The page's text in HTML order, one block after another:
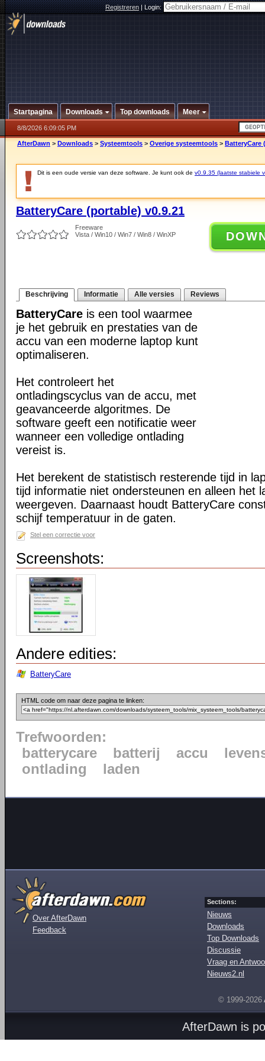
Registreren|Login:
Startpagina Downloads Top downloads Meer
8/8/2026 6:09:05 PM
AfterDawn > Downloads > Systeemtools > Overige systeemtools > BatteryCare
Dit is een oude versie van deze software. Je kunt ook de v0.9.35 (laatste stabiele
BatteryCare (portable) v0.9.21
Freeware
Vista / Win10 / Win7 / Win8 / WinXP
Beschrijving Informatie Alle versies Reviews
BatteryCare is een tool waarmee
je het gebruik en prestaties van de
accu van een moderne laptop kunt
optimaliseren.
Het controleert het
ontladingscyclus van de accu, met
geavanceerde algoritmes. De
software geeft een notificatie weer
wanneer een volledige ontlading
vereist is.
Het berekent de statistisch resterende tijd in
tijd informatie niet ondersteunen en alleen het
weergeven. Daarnaast houdt BatteryCare
schijf temperatuur in de gaten.
Stel een correctie voor
Screenshots:
Andere edities:
BatteryCare
HTML code om naar deze pagina te linken:
Trefwoorden:
batterycare
batterij accu
ontlading
laden
Over AfterDawn
Feedback
Sections:
Nieuws
Downloads
Top Downloads
Discussie
Vraag en
Nieuws2.nl
© 1999-2026
AfterDawn is